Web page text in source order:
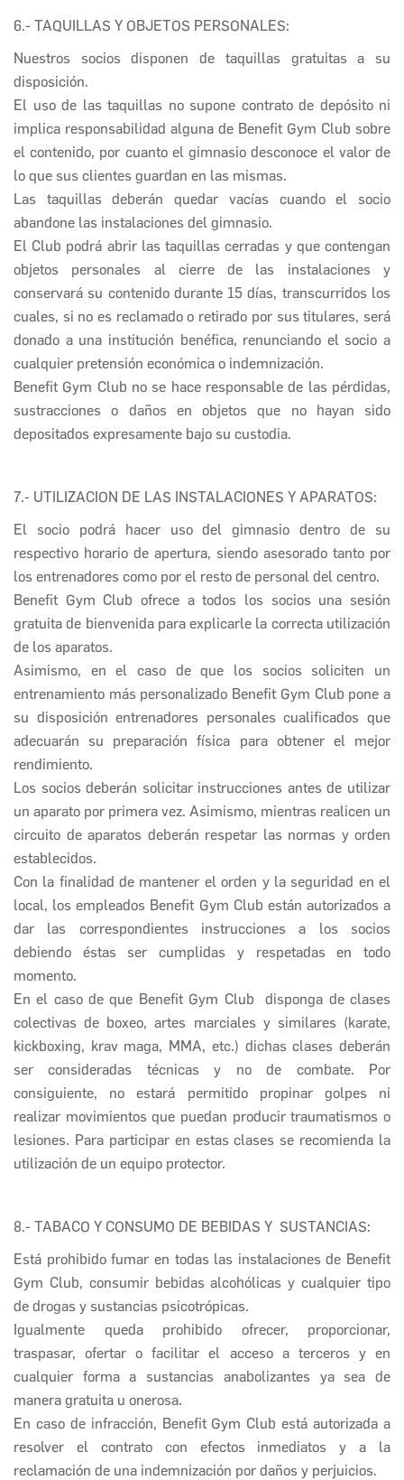
6.- TAQUILLAS Y OBJETOS PERSONALES:
Nuestros socios disponen de taquillas gratuitas a su
disposición.
El uso de las taquillas no supone contrato de depósito ni
implica responsabilidad alguna de Benefit Gym Club sobre
el contenido, por cuanto el gimnasio desconoce el valor de
lo que sus clientes guardan en las mismas.
Las taquillas deberán quedar vacías cuando el socio
abandone las instalaciones del gimnasio.
El Club podrá abrir las taquillas cerradas y que contengan
objetos personales al cierre de las instalaciones y
conservará su contenido durante 15 días, transcurridos los
cuales, si no es reclamado o retirado por sus titulares, será
donado a una institución benéfica, renunciando el socio a
cualquier pretensión económica o indemnización.
Benefit Gym Club no se hace responsable de las pérdidas,
sustracciones o daños en objetos que no hayan sido
depositados expresamente bajo su custodia.
7.- UTILIZACION DE LAS INSTALACIONES Y APARATOS:
El socio podrá hacer uso del gimnasio dentro de su
respectivo horario de apertura, siendo asesorado tanto por
los entrenadores como por el resto de personal del centro.
Benefit Gym Club ofrece a todos los socios una sesión
gratuita de bienvenida para explicarle la correcta utilización
de los aparatos.
Asimismo, en el caso de que los socios soliciten un
entrenamiento más personalizado Benefit Gym Club pone a
su disposición entrenadores personales cualificados que
adecuarán su preparación física para obtener el mejor
rendimiento.
Los socios deberán solicitar instrucciones antes de utilizar
un aparato por primera vez. Asimismo, mientras realicen un
circuito de aparatos deberán respetar las normas y orden
establecidos.
Con la finalidad de mantener el orden y la seguridad en el
local, los empleados Benefit Gym Club están autorizados a
dar las correspondientes instrucciones a los socios
debiendo éstas ser cumplidas y respetadas en todo
momento.
En el caso de que Benefit Gym Club disponga de clases
colectivas de boxeo, artes marciales y similares (karate,
kickboxing, krav maga, MMA, etc.) dichas clases deberán
ser consideradas técnicas y no de combate. Por
consiguiente, no estará permitido propinar golpes ni
realizar movimientos que puedan producir traumatismos o
lesiones. Para participar en estas clases se recomienda la
utilización de un equipo protector.
8.- TABACO Y CONSUMO DE BEBIDAS Y SUSTANCIAS:
Está prohibido fumar en todas las instalaciones de Benefit
Gym Club, consumir bebidas alcohólicas y cualquier tipo
de drogas y sustancias psicotrópicas.
Igualmente queda prohibido ofrecer, proporcionar,
traspasar, ofertar o facilitar el acceso a terceros y en
cualquier forma a sustancias anabolizantes ya sea de
manera gratuita u onerosa.
En caso de infracción, Benefit Gym Club está autorizada a
resolver el contrato con efectos inmediatos y a la
reclamación de una indemnización por daños y perjuicios.